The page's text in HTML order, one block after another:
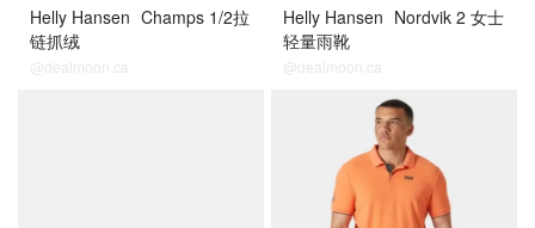
Helly Hansen Champs 1/2拉
链抓绒
@dealmoon.ca
Helly Hansen Nordvik 2 女士
轻量雨靴
@dealmoon.ca